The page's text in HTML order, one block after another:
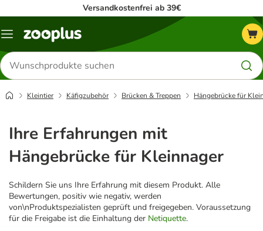
Versandkostenfrei ab 39€
Menü
Produkte
suchen
Kleintier Käfigzubehör Brücken & Treppen Hängebrücke für
Ihre Erfahrungen mit
Hängebrücke für Kleinnager
Schildern Sie uns Ihre Erfahrung mit diesem Produkt. Alle
Bewertungen, positiv wie negativ, werden
von\nProduktspezialisten geprüft und freigegeben. Voraussetzung
für die Freigabe ist die Einhaltung der Netiquette.